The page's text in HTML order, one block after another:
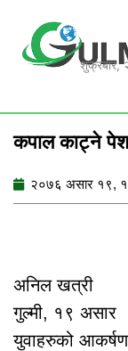
content
शुक्रबार,
कपाल काट्ने
२०७६ असार १९,
अनिल खत्री
गुल्मी, १९ असार
युवाहरुको